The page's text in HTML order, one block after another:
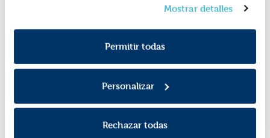
consentimiento en cualquier momento. Para más
información consulta laPolítica de Cookiesy la
Política de Privacidad.
Mostrar detalles
Permitir todas
Personalizar
Rechazar todas